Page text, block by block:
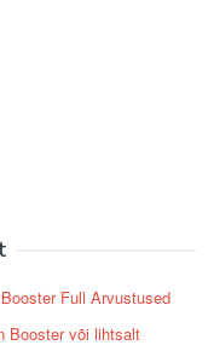
Full Arvustused
Booster või lihtsalt